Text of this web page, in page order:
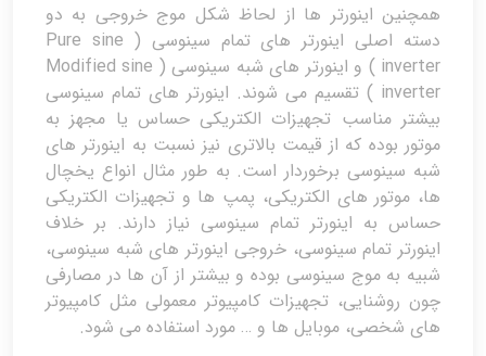
همچنین اینورتر ها از لحاظ شکل موج خروجی به دو
دسته اصلی اینورتر های تمام سینوسی ( Pure sine
inverter ) و اینورتر های شبه سینوسی ( Modified sine
inverter ) تقسیم می شوند. اینورتر های تمام سینوسی
بیشتر مناسب تجهیزات الکتریکی حساس یا مجهز به
موتور بوده که از قیمت بالاتری نیز نسبت به اینورتر های
شبه سینوسی برخوردار است. به طور مثال انواع یخچال
ها، موتور های الکتریکی، پمپ ها و تجهیزات الکتریکی
حساس به اینورتر تمام سینوسی نیاز دارند. بر خلاف
اینورتر تمام سینوسی، خروجی اینورتر های شبه سینوسی،
شبیه به موج سینوسی بوده و بیشتر از آن ها در مصارفی
چون روشنایی، تجهیزات کامپیوتر معمولی مثل کامپیوتر
های شخصی، موبایل ها و … مورد استفاده می شود.